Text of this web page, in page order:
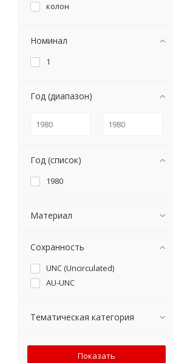
колон
Номинал
1
Год (диапазон)
Год (список)
1980
Материал
Сохранность
UNC (Uncirculated)
AU-UNC
Тематическая категория